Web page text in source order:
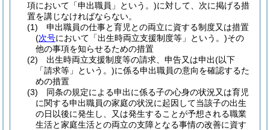
項において「申出職員」という。)に対して、次に掲げる措
置を講じなければならない。
(1)
申出職員の仕事と育児との両立に資する制度又は措置
(次号において「出生時両立支援制度等」という。)その
他の事項を知らせるための措置
(2)
出生時両立支援制度等の請求、申告又は申出(以下
「請求等」という。)に係る申出職員の意向を確認するた
めの措置
(3)
同条の規定による申出に係る子の心身の状況又は育児
に関する申出職員の家庭の状況に起因して当該子の出生
の日以後に発生し、又は発生することが予想される職業
生活と家庭生活との両立の支障となる事情の改善に資す